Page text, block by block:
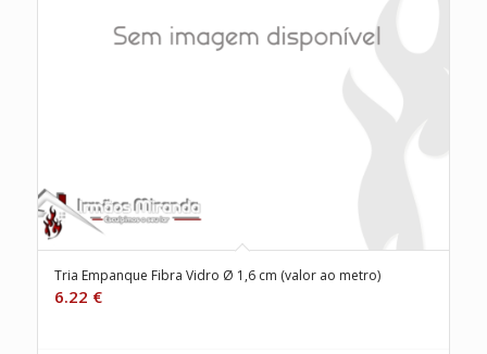
Tria Empanque Fibra Vidro Ø 1,6 cm (valor ao metro)
6.22 €